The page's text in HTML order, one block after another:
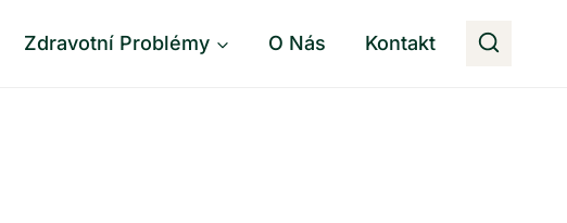
Zdravotní Problémy O Nás Kontakt